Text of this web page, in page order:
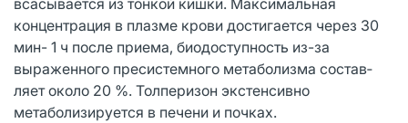
концентрация в плазме крови достигается через 30
мин- 1 ч после приема, биодоступность из-за
выраженного пресистемного метаболизма состав­
ляет около 20 %. Толперизон экстенсивно
метаболизируется в печени и почках.